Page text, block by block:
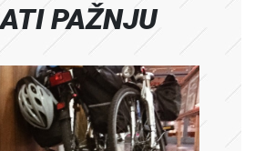
PAŽNJU